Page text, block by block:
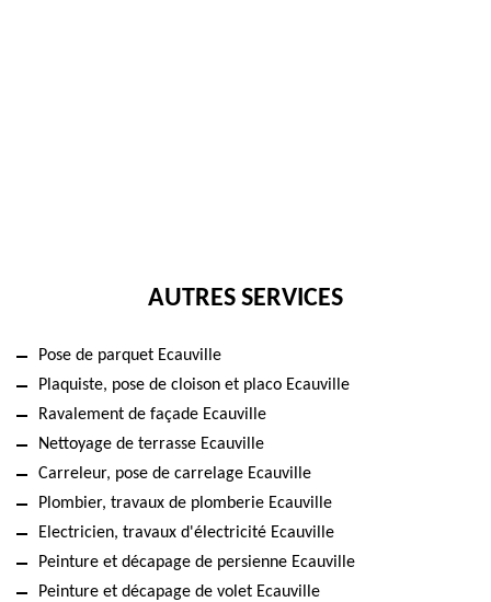
AUTRES SERVICES
Pose de parquet Ecauville
Plaquiste, pose de cloison et placo Ecauville
Ravalement de façade Ecauville
Nettoyage de terrasse Ecauville
Carreleur, pose de carrelage Ecauville
Plombier, travaux de plomberie Ecauville
Electricien, travaux d'électricité Ecauville
Peinture et décapage de persienne Ecauville
Peinture et décapage de volet Ecauville